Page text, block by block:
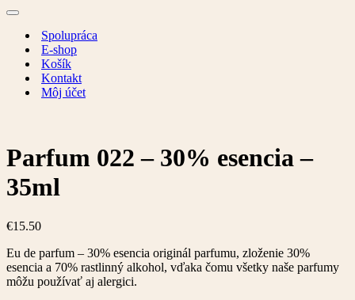
Menu
navigácieSpolupráca
E-shop
Košík
Kontakt
Môj účet
Parfum 022 – 30% esencia –
35ml
€15.50
Eu de parfum – 30% esencia originál parfumu, zloženie 30%
esencia a 70% rastlinný alkohol, vďaka čomu všetky naše parfumy
môžu používať aj alergici.